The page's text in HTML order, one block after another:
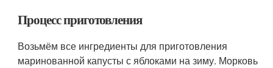
Процесс приготовления
Возьмём все ингредиенты для приготовления
маринованной капусты с яблоками на зиму. Морковь